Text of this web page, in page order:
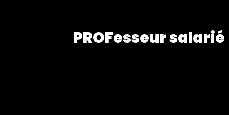
PROFesseur salarié